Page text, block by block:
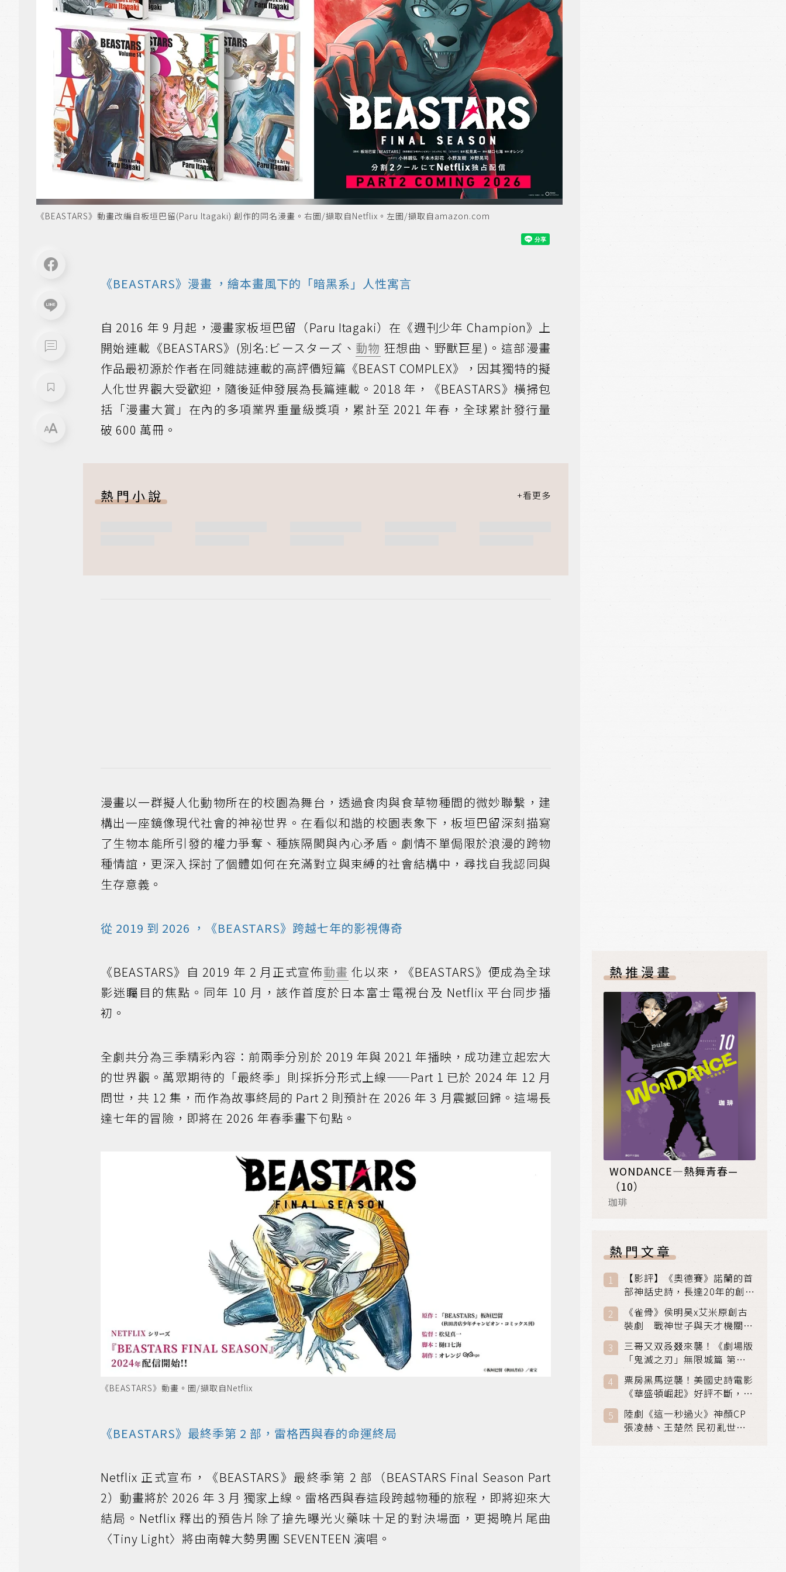
《BEASTARS》動畫改編自板垣巴留(Paru Itagaki) 創作的同名漫畫。右圖/擷取自Netflix。左圖/擷取自amazon.com
《BEASTARS》 漫畫 ，繪本畫風下的「暗黑系」人性寓言
自 2016 年 9 月起，漫畫家板垣巴留（Paru Itagaki）在《週刊少年 Champion》上
開始連載《BEASTARS》(別名:ビースターズ、 動物 狂想曲、野獸巨星)。這部漫畫
作品最初源於作者在同雜誌連載的高評價短篇《BEAST COMPLEX》，因其獨特的擬
人化世界觀大受歡迎，隨後延伸發展為長篇連載。2018 年，《BEASTARS》橫掃包
括「漫畫大賞」在內的多項業界重量級獎項，累計至 2021 年春，全球累計發行量
破 600 萬冊。
熱門小說
漫畫以一群擬人化動物所在的校園為舞台，透過食肉與食草物種間的微妙聯繫，建
構出一座鏡像現代社會的神祕世界。在看似和諧的校園表象下，板垣巴留深刻描寫
了生物本能所引發的權力爭奪、種族隔閡與內心矛盾。劇情不單侷限於浪漫的跨物
種情誼，更深入探討了個體如何在充滿對立與束縛的社會結構中，尋找自我認同與
生存意義。
從 2019 到 2026 ，《BEASTARS》跨越七年的影視傳奇
《BEASTARS》自 2019 年 2 月正式宣佈動畫 化以來，《BEASTARS》便成為全球
影迷矚目的焦點。同年 10 月，該作首度於日本富士電視台及 Netflix 平台同步播
初。
全劇共分為三季精彩內容：前兩季分別於 2019 年與 2021 年播映，成功建立起宏大
的世界觀。萬眾期待的「最終季」則採拆分形式上線——Part 1 已於 2024 年 12 月
問世，共 12 集，而作為故事終局的 Part 2 則預計在 2026 年 3 月震撼回歸。這場長
達七年的冒險，即將在 2026 年春季畫下句點。
《BEASTARS》動畫。圖/擷取自Netflix
《BEASTARS》最終季第 2 部，雷格西與春的命運終局
Netflix 正式宣布，《BEASTARS》最終季第 2 部（BEASTARS Final Season Part
2）動畫將於 2026 年 3 月 獨家上線。雷格西與春這段跨越物種的旅程，即將迎來大
結局。Netflix 釋出的預告片除了搶先曝光火藥味十足的對決場面，更揭曉片尾曲
〈Tiny Light〉將由南韓大勢男團 SEVENTEEN 演唱。
熱推漫畫
WONDANCE—熱舞青春—
（10）
珈琲
熱門文章
【影評】《奧德賽》諾蘭的首
部神話史詩，長達20年的創傷
與贖罪之旅
《雀骨》侯明昊x艾米原創古
裝劇 戰神世子與天才機關師
聯手攻克身世之謎
三哥又双叒叕來襲！《劇場版
「鬼滅之刃」無限城篇 第一
章》 七月首登串流平台
票房黑馬逆襲！美國史詩電影
《華盛頓崛起》好評不斷，輾
壓《玩具總動員5》、《超少
女》
陸劇《這一秒過火》神顏CP
張凌赫、王楚然 民初亂世、